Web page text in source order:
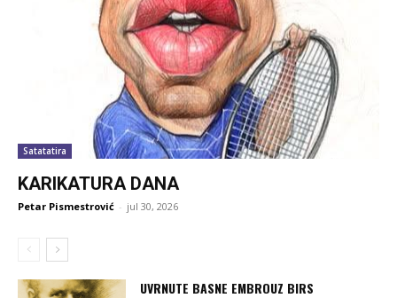
Satatatira
KARIKATURA DANA
Petar Pismestrović - jul 30, 2026
UVRNUTE BASNE EMBROUZ BIRS